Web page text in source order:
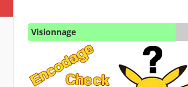
Visionnage